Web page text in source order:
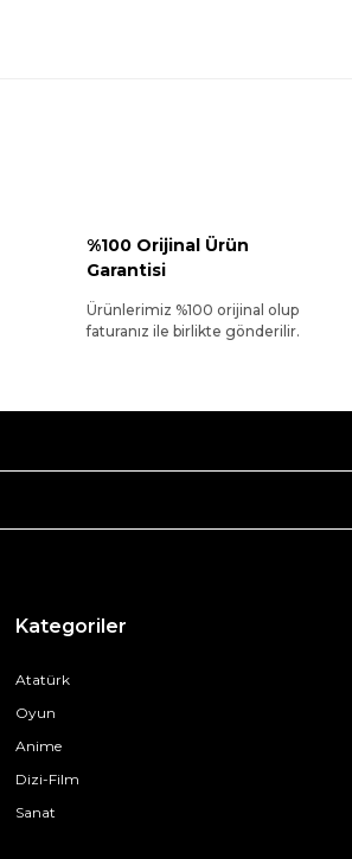
%100 Orijinal Ürün
Garantisi
Ürünlerimiz %100 orijinal olup
faturanız ile birlikte gönderilir.
Kategoriler
Atatürk
Oyun
Anime
Dizi-Film
Sanat